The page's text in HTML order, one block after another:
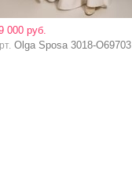
000 руб.
Olga Sposa 3018-O69703